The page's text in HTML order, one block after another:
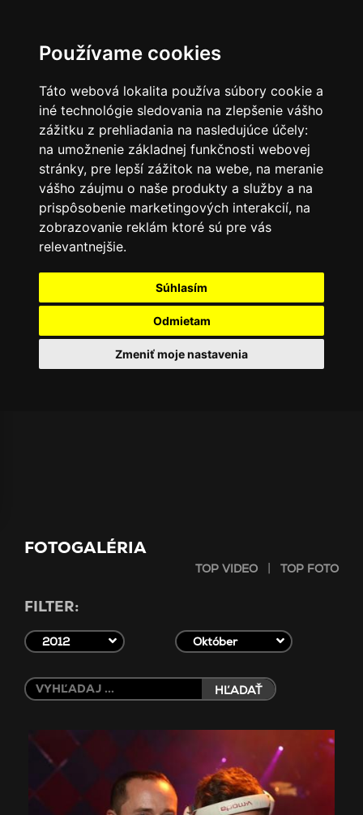
Používame cookies
Táto webová lokalita používa súbory cookie a
iné technológie sledovania na zlepšenie vášho
zážitku z prehliadania na nasledujúce účely:
na umožnenie základnej funkčnosti webovej
stránky, pre lepší zážitok na webe, na meranie
vášho záujmu o naše produkty a služby a na
prispôsobenie marketingových interakcií, na
zobrazovanie reklám ktoré sú pre vás
relevantnejšie.
Súhlasím
Odmietam
Zmeniť moje nastavenia
FOTOGALÉRIA
TOP VIDEO | TOP FOTO
FILTER:
2012 Október
HĽADAŤ